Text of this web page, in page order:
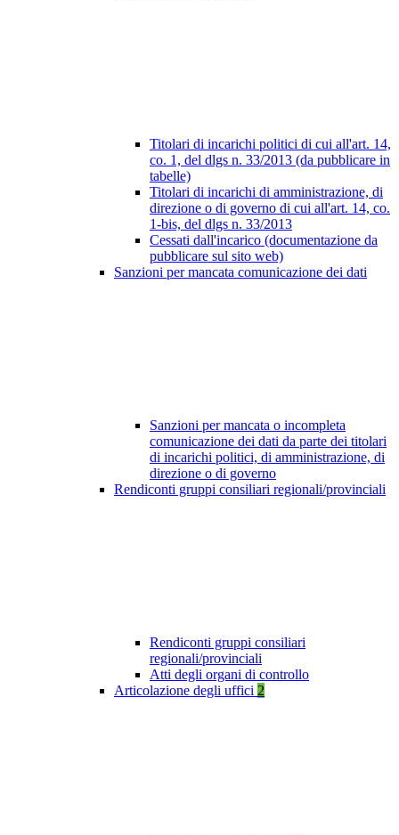
Titolari di incarichi politici di cui all'art. 14,
co. 1, del dlgs n. 33/2013 (da pubblicare in
tabelle)
Titolari di incarichi di amministrazione, di
direzione o di governo di cui all'art. 14, co.
1-bis, del dlgs n. 33/2013
Cessati dall'incarico (documentazione da
pubblicare sul sito web)
Sanzioni per mancata comunicazione dei dati
Sanzioni per mancata o incompleta
comunicazione dei dati da parte dei titolari
di incarichi politici, di amministrazione, di
direzione o di governo
Rendiconti gruppi consiliari regionali/provinciali
Rendiconti gruppi consiliari
regionali/provinciali
Atti degli organi di controllo
Articolazione degli uffici 2